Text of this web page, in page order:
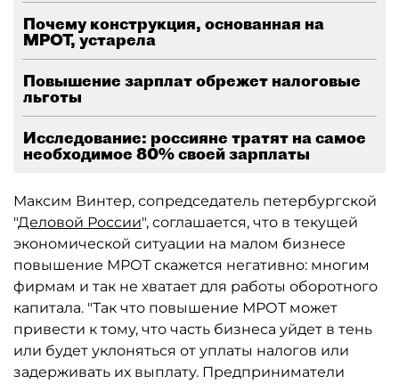
Почему конструкция, основанная на
МРОТ, устарела
Повышение зарплат обрежет налоговые
льготы
Исследование: россияне тратят на самое
необходимое 80% своей зарплаты
Максим Винтер, сопредседатель петербургской
"Деловой России", соглашается, что в текущей
экономической ситуации на малом бизнесе
повышение МРОТ скажется негативно: многим
фирмам и так не хватает для работы оборотного
капитала. "Так что повышение МРОТ может
привести к тому, что часть бизнеса уйдет в тень
или будет уклоняться от уплаты налогов или
задерживать их выплату. Предприниматели